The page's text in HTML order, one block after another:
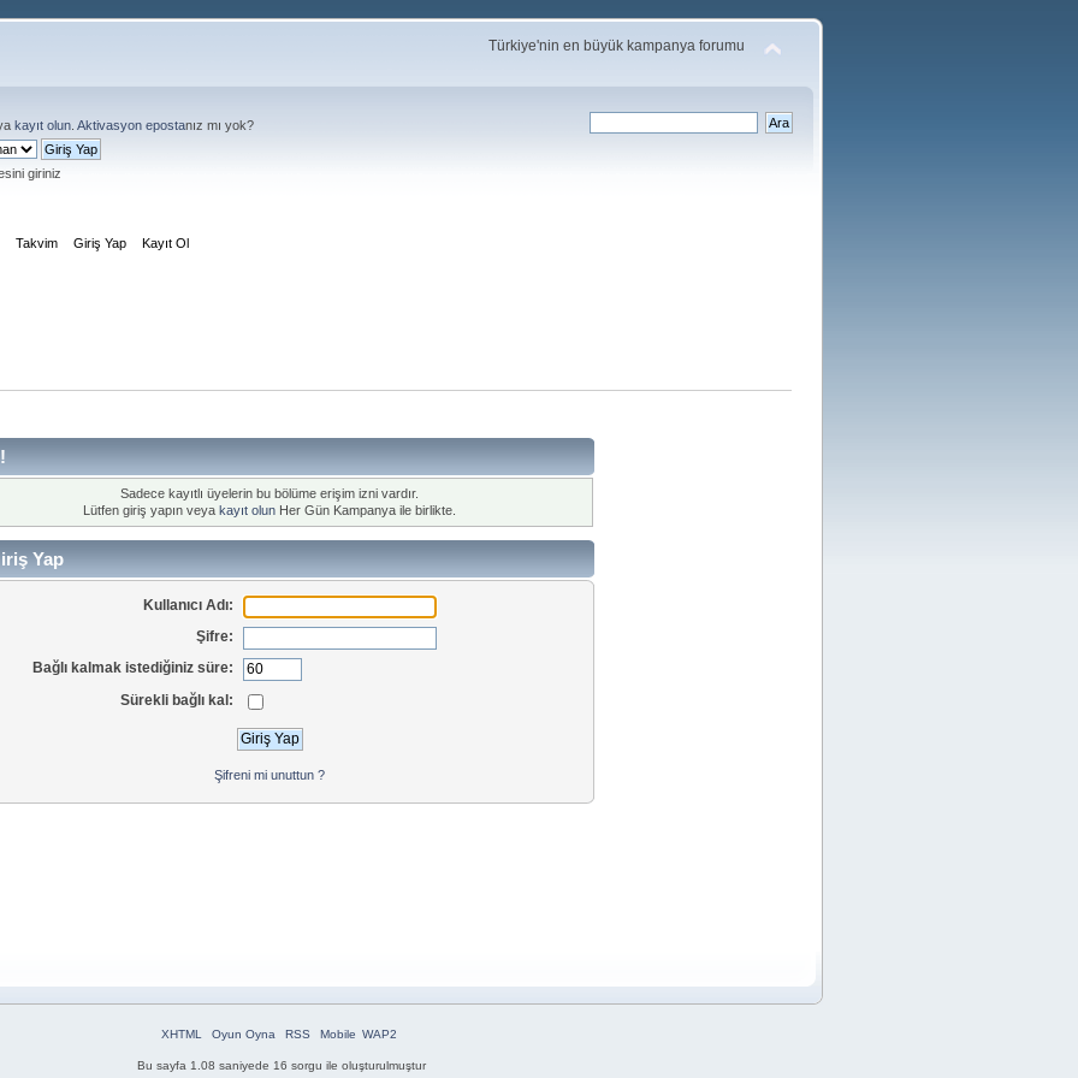
Türkiye'nin en büyük kampanya forumu
kayıt olun Aktivasyon epostanız mı yok?
giriniz
Takvim Giriş Yap Kayıt Ol
Sadece kayıtlı üyelerin bu bölüme erişim izni vardır.
Lütfen giriş yapın veya kayıt olun Her Gün Kampanya ile birlikte.
Yap
Kullanıcı Adı:
Şifre:
Bağlı kalmak istediğiniz süre:
Sürekli bağlı kal:
Şifreni mi unuttun ?
XHTML Oyun Oyna RSS Mobile WAP2
Bu sayfa 1.08 saniyede 16 sorgu ile oluşturulmuştur